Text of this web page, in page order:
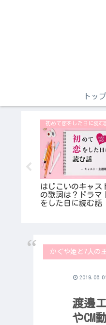
トッ
初めて恋をした日に読む
はじこいのキャス
の歌詞は？ドラマ
をした日に読む話
渡邊
やCM
かぐや姫と7人の
2019.06.01